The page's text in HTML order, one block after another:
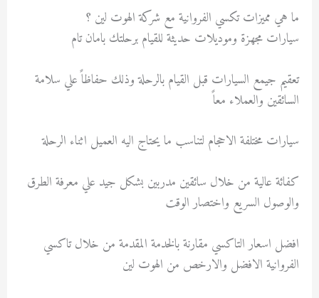
ما هي مميزات تكسي الفروانية مع شركة الهوت لين ؟
سيارات مجهزة وموديلات حديثة للقيام برحلتك بامان تام
تعقيم جيمع السيارات قبل القيام بالرحلة وذلك حفاظاً علي سلامة
السائقين والعملاء معاً
سيارات مختلفة الاحجام لتناسب ما يحتاج اليه العميل اثناء الرحلة
كفائة عالية من خلال سائقين مدربين بشكل جيد علي معرفة الطرق
والوصول السريع واختصار الوقت
افضل اسعار التاكسي مقارنة بالخدمة المقدمة من خلال تاكسي
الفروانية الافضل والارخص من الهوت لين